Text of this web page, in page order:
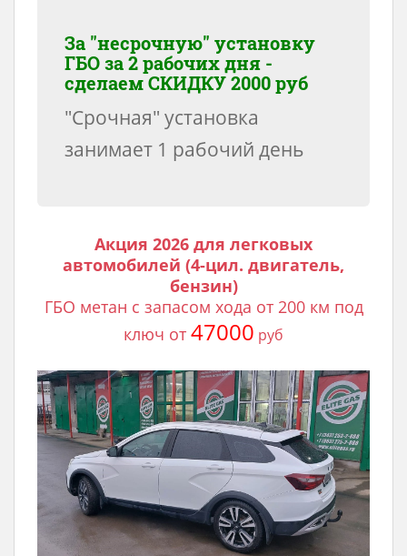
За "несрочную" установку
ГБО за 2 рабочих дня -
сделаемСКИДКУ 2000 руб
"Срочная" установка
занимает 1 рабочий день
Акция 2026 для легковых
автомобилей (4-цил. двигатель,
бензин)
ГБО метан с запасом хода от 200 км под
ключ от 47000 руб